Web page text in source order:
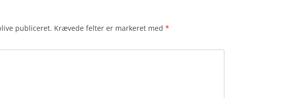
publiceret. Krævede felter er markeret med *